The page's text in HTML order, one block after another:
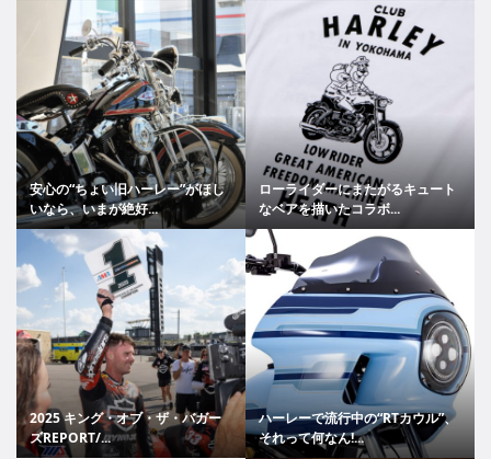
安心の“ちょい旧ハーレー”がほし
いなら、いまが絶好...
ローライダーにまたがるキュート
なベアを描いたコラボ...
2025 キング・オブ・ザ・バガー
ズREPORT/...
ハーレーで流行中の“RTカウル”、
それって何なん!...